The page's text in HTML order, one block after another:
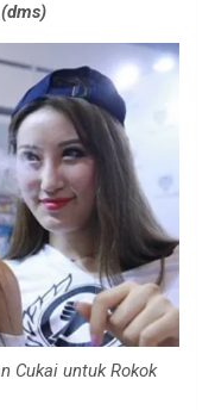
(dms)
Cukai untuk Rokok